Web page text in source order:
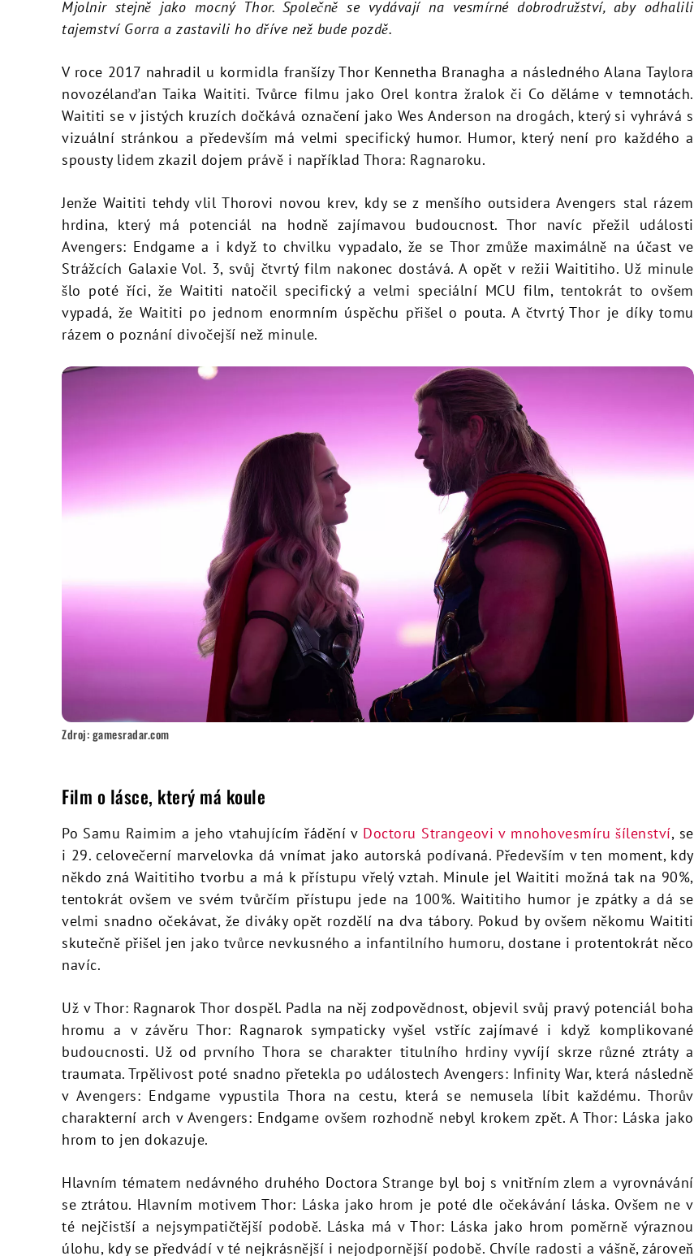
Mjolnir stejně jako mocný Thor. Společně se vydávají na vesmírné dobrodružství, aby odhalili
tajemství Gorra a zastavili ho dříve než bude pozdě.
V roce 2017 nahradil u kormidla franšízy Thor Kennetha Branagha a následného Alana Taylora
novozélanďan Taika Waititi. Tvůrce filmu jako Orel kontra žralok či Co děláme v temnotách.
Waititi se v jistých kruzích dočkává označení jako Wes Anderson na drogách, který si vyhrává s
vizuální stránkou a především má velmi specifický humor. Humor, který není pro každého a
spousty lidem zkazil dojem právě i například Thora: Ragnaroku.
Jenže Waititi tehdy vlil Thorovi novou krev, kdy se z menšího outsidera Avengers stal rázem
hrdina, který má potenciál na hodně zajímavou budoucnost. Thor navíc přežil události
Avengers: Endgame a i když to chvilku vypadalo, že se Thor zmůže maximálně na účast ve
Strážcích Galaxie Vol. 3, svůj čtvrtý film nakonec dostává. A opět v režii Waititiho. Už minule
šlo poté říci, že Waititi natočil specifický a velmi speciální MCU film, tentokrát to ovšem
vypadá, že Waititi po jednom enormním úspěchu přišel o pouta. A čtvrtý Thor je díky tomu
rázem o poznání divočejší než minule.
Zdroj: gamesradar.com
Film o lásce, který má koule
Po Samu Raimim a jeho vtahujícím řádění vDoctoru Strangeovi v mnohovesmíru šílenství, se
i 29. celovečerní marvelovka dá vnímat jako autorská podívaná. Především v ten moment, kdy
někdo zná Waititiho tvorbu a má k přístupu vřelý vztah. Minule jel Waititi možná tak na 90%,
tentokrát ovšem ve svém tvůrčím přístupu jede na 100%. Waititiho humor je zpátky a dá se
velmi snadno očekávat, že diváky opět rozdělí na dva tábory. Pokud by ovšem někomu Waititi
skutečně přišel jen jako tvůrce nevkusného a infantilního humoru, dostane i protentokrát něco
navíc.
Už v Thor: Ragnarok Thor dospěl. Padla na něj zodpovědnost, objevil svůj pravý potenciál boha
hromu a v závěru Thor: Ragnarok sympaticky vyšel vstříc zajímavé i když komplikované
budoucnosti. Už od prvního Thora se charakter titulního hrdiny vyvíjí skrze různé ztráty a
traumata. Trpělivost poté snadno přetekla po událostech Avengers: Infinity War, která následně
v Avengers: Endgame vypustila Thora na cestu, která se nemusela líbit každému. Thorův
charakterní arch v Avengers: Endgame ovšem rozhodně nebyl krokem zpět. A Thor: Láska jako
hrom to jen dokazuje.
Hlavním tématem nedávného druhého Doctora Strange byl boj s vnitřním zlem a vyrovnávání
se ztrátou. Hlavním motivem Thor: Láska jako hrom je poté dle očekávání láska. Ovšem ne v
té nejčistší a nejsympatičtější podobě. Láska má v Thor: Láska jako hrom poměrně výraznou
úlohu, kdy se předvádí v té nejkrásnější i nejodpornější podobě. Chvíle radosti a vášně, zároveň